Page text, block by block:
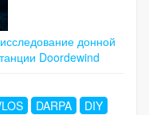
донной
Doordewind
DARPA
DIY